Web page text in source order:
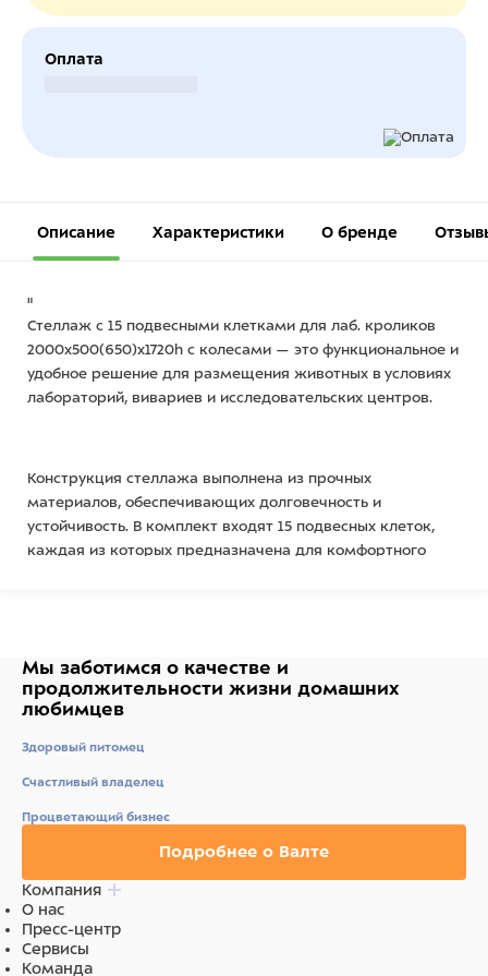
Оплата
Описание Характеристики О бренде
"
Стеллаж с 15 подвесными клетками для лаб. кроликов
2000х500(650)х1720h с колесами — это функциональное и
удобное решение для размещения животных в условиях
лабораторий, вивариев и исследовательских центров.
Конструкция стеллажа выполнена из прочных
материалов, обеспечивающих долговечность и
устойчивость. В комплект входят 15 подвесных клеток,
каждая из которых предназначена для комфортного
Стеллаж оснащен колесами с фиксаторами, что
позволяет легко перемещать его по помещению и
удобно при необходимости перестановки оборудования
или уборки.
Преимущества модели:
✔ Прочная и устойчивая конструкция
✔ Удобные подвесные клетки для комфортного
содержания кроликов
Мы заботимся о качестве и
продолжительности жизни домашних
любимцев
Здоровый питомец
Счастливый владелец
Процветающий бизнес
Подробнее о Валте
Компания
О нас
Пресс-центр
Сервисы
Команда